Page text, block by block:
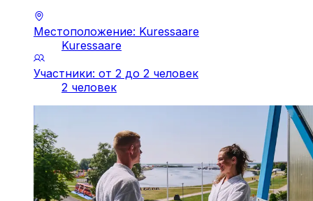
Местоположение: Kuressaare
Kuressaare
Участники: от 2 до 2 человек
2 человек